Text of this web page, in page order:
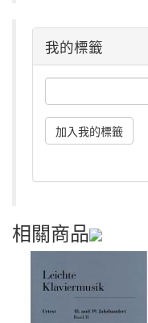
我的標籤
相關商品